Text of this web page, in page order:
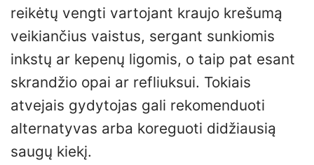
reikėtų vengti vartojant kraujo krešumą
veikiančius vaistus, sergant sunkiomis
inkstų ar kepenų ligomis, o taip pat esant
skrandžio opai ar refliuksui. Tokiais
atvejais gydytojas gali rekomenduoti
alternatyvas arba koreguoti didžiausią
saugų kiekį.